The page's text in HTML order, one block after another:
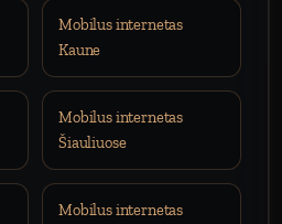
Mobilus internetas
Kaune
Mobilus internetas
Šiauliuose
Mobilus internetas